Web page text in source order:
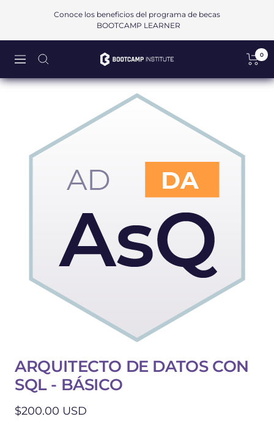
Conoce los beneficios del programa de becas
BOOTCAMP LEARNER
Navigación
Bootcamp
SAPI
CV
0
ARQUITECTO DE DATOS CON
SQL - BÁSICO
Precio
$200.00 USD